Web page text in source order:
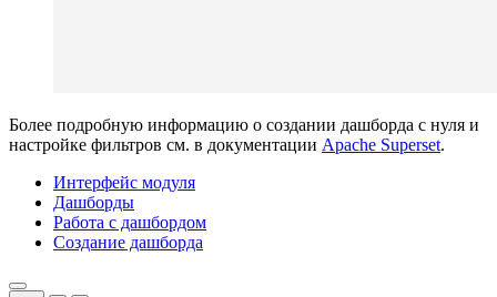
Более подробную информацию о создании дашборда с нуля и
настройке фильтров см. в документации Apache Superset.
Интерфейс модуля
Дашборды
Работа с дашбордом
Создание дашборда